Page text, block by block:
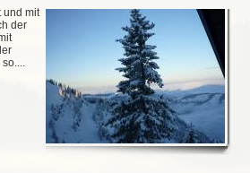
und mit
der